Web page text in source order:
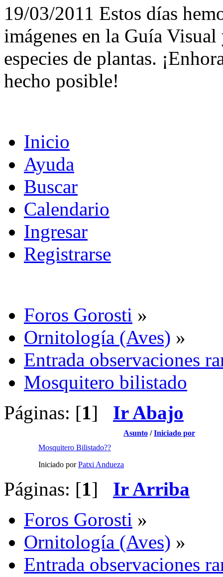
19/03/2011 Estos días
imágenes en la Guía
especies de plantas.
hecho posible!
Inicio
Ayuda
Buscar
Calendario
Ingresar
Registrarse
Foros Gorosti »
Ornitología (Aves) »
Entrada observaciones
Mosquitero bilistado
Páginas: [1] Ir Abajo
Asunto /Iniciado por
Mosquitero Bilistado??
Iniciado porPatxi Andueza
Páginas: [1] Ir Arriba
Foros Gorosti »
Ornitología (Aves) »
Entrada observaciones